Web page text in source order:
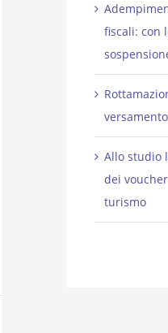
fiscali: con
Allo studio
dei
turismo